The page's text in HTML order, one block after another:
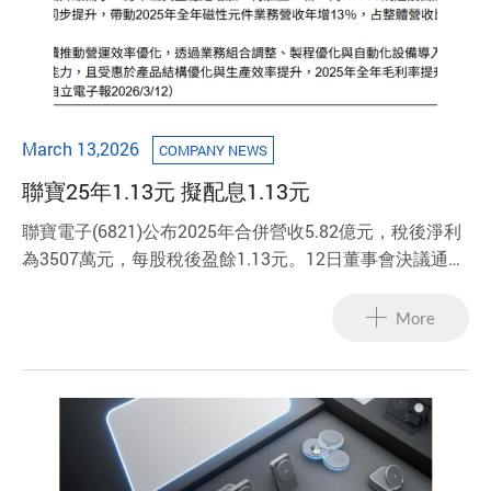
March 13,2026 COMPANY NEWS
聯寶25年1.13元 擬配息1.13元
聯寶電子(6821)公布2025年合併營收5.82億元，稅後淨利
為3507萬元，每股稅後盈餘1.13元。12日董事會決議通過
More